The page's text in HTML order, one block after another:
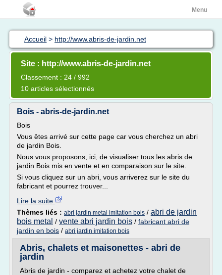
Menu
Accueil > http://www.abris-de-jardin.net
Site : http://www.abris-de-jardin.net
Classement : 24 / 992
10 articles sélectionnés
Bois - abris-de-jardin.net
Bois
Vous êtes arrivé sur cette page car vous cherchez un abri
de jardin Bois.
Nous vous proposons, ici, de visualiser tous les abris de
jardin Bois mis en vente et en comparaison sur le site.
Si vous cliquez sur un abri, vous arriverez sur le site du
fabricant et pourrez trouver...
Lire la suite
Thèmes liés : abri jardin metal imitation bois / abri de jardin
bois metal / vente abri jardin bois / fabricant abri de
jardin en bois / abri jardin imitation bois
Abris, chalets et maisonettes - abri de
jardin
Abris de jardin - comparez et achetez votre chalet de